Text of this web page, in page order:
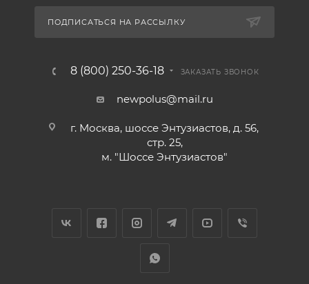
ПОДПИСАТЬСЯ НА РАССЫЛКУ
8 (800) 250-36-18 ЗАКАЗАТЬ ЗВОНОК
newpolus@mail.ru
г. Москва, шоссе Энтузиастов, д. 56,
стр. 25,
м. "Шоссе Энтузиастов"